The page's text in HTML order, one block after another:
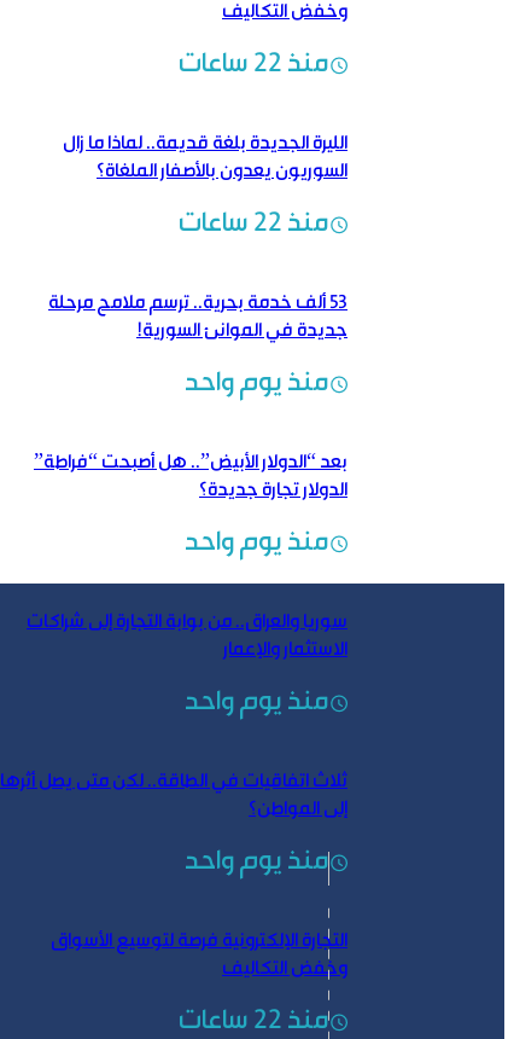
وخفض التكاليف
منذ 22 ساعات
الليرة الجديدة بلغة قديمة..‏ لماذا ما زال
السوريون يعدون بالأصفار الملغاة؟
منذ 22 ساعات
53 ألف خدمة بحرية.. ترسم ملامح مرحلة
جديدة في الموانئ السورية!
منذ يوم واحد
بعد “الدولار الأبيض”.. هل أصبحت “فراطة”
الدولار تجارة جديدة؟
منذ يوم واحد
سوريا والعراق.. من بوابة التجارة إلى شراكات
الاستثمار والإعمار
منذ يوم واحد
ثلاث اتفاقيات في الطاقة.. لكن متى يصل أثرها
إلى المواطن؟
منذ يوم واحد
التجارة الإلكترونية فرصة لتوسيع الأسواق
وخفض التكاليف
منذ 22 ساعات